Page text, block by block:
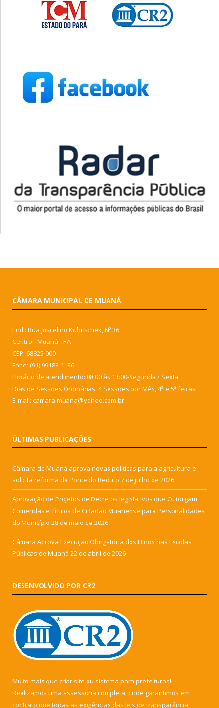
CÂMARA MUNICIPAL DE MUANÁ
End.: Rua Juscelino Kubitschek, Nº 36
Centro - Muaná - PA
CEP: 68825-000
Fone: (91) 99183-1136
Horário de atendimento: 08:00 às 13:00-Segunda / Sexta
Dias de Sessões Ordinárias: 4 Sessões por Mês, 4ª e 5ª feiras
E-mail: camara.muana@yahoo.com.br
ÚLTIMAS PUBLICAÇÕES
Câmara de Muaná aprova novas políticas para a agricultura e
solicita reforma da Ponte do Reduto 7 de julho de 2026
Aprovação de Projetos de Decretos legislativos que Outorgam
Comendas e Títulos de Cidadão Muanense para Personalidades
do Município 28 de maio de 2026
Câmara Aprova Execução Obrigatória dos Hinos nas Escolas
Públicas de Muaná 22 de abril de 2026
DESENVOLVIDO POR CR2
Muito mais que criar site ou sistema para prefeituras!
Realizamos uma assessoria completa, onde garantimos em
contrato que todas as exigências das leis de transparência